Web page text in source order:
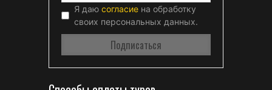
Я даю согласие на обработку
своих персональных данных.